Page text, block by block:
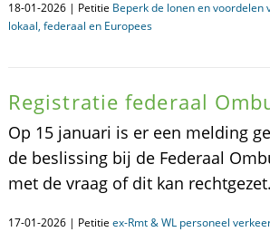
18-01-2026 | Petitie Beperk de lonen en voordelen
lokaal, federaal en Europees
Registratie federaal
Op 15 januari is er een melding
de beslissing bij de Federaal
met de vraag of dit kan
17-01-2026 | Petitie ex-Rmt & WL personeel